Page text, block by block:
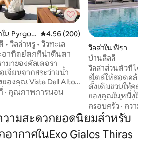
น Pyrgos
คะแนนเฉลี่ย 4.96 จาก 5, 200 รีวิว
4.96 (200)
วิลล่าหรู • วิวทะเล
อาทิตย์ตกที่น่าตื่นตา
มาของคัลเดอรา
อเจียนจากสระว่ายน้ำ
Dall Alto
มผสานความเป็นส่วน
าย และการเข้าถึงทุกมุม
ยดาย วิลล่ามี 2
บาย 2 ห้องน้ำที่ทันสมัย
ณ์ครบครัน และพื้นที่นั่ง
แจ้งที่กว้างขวาง
· คุณภาพการนอน
วิลล่าใน ฟิรา
บ้านลิลลี่
วิลล่าส่วนตัวที่ได้รั
สไตล์ให้สอดคล้อ
ดั้งเดิมชวนให้คุณ
ของคุณในหนึ่งในเกาะ
ลิลลี่สร้างขึ้นเมื่อเ
ตามมาตรฐานระดับสูง ตั้งอยู่ใน
ชนบทที่เงียบสงบข
ในทำเลที่สะดวกส
ศูนย์กลางของ
ครอบครัว · ความคุ้
วามสะดวกยอดนิยมสำหรับ
ากาศในExo Gialos Thiras